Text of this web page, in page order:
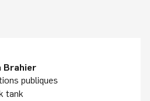
Brahier
publiques
tank